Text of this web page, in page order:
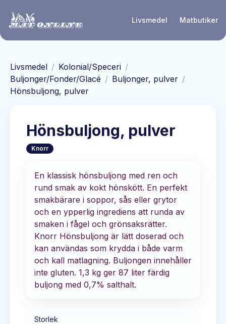
Livsmedel Matbutiker
Livsmedel / Kolonial/Speceri /
Buljonger/Fonder/Glacé / Buljonger, pulver /
Hönsbuljong, pulver
Hönsbuljong, pulver
Knorr
En klassisk hönsbuljong med ren och
rund smak av kokt hönskött. En perfekt
smakbärare i soppor, sås eller grytor
och en ypperlig ingrediens att runda av
smaken i fågel och grönsaksrätter.
Knorr Hönsbuljong är lätt doserad och
kan användas som krydda i både varm
och kall matlagning. Buljongen innehåller
inte gluten. 1,3 kg ger 87 liter färdig
buljong med 0,7% salthalt.
Storlek